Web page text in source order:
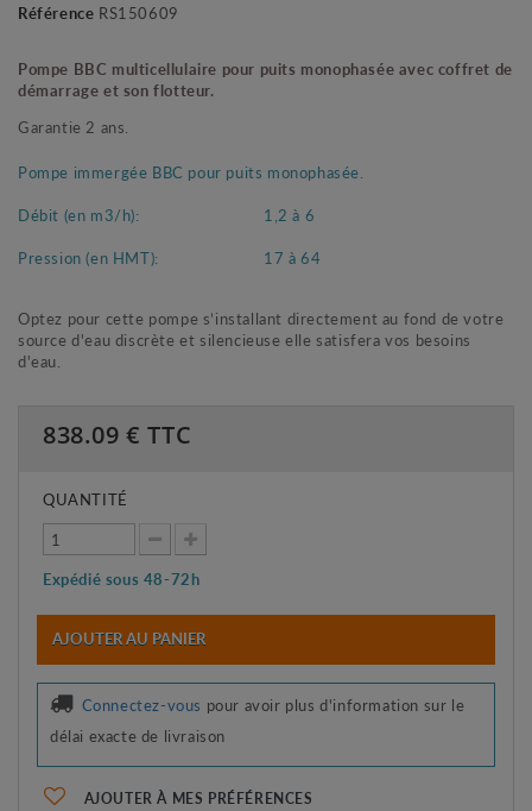
Référence RS150609
Pompe BBC multicellulaire pour puits monophasée avec coffret de
démarrage et son flotteur.
Garantie 2 ans.
Pompe immergée BBC pour puits monophasée.
Débit (en m3/h):
1,2 à 6
Pression (en HMT):
17 à 64
Optez pour cette pompe s’installant directement au fond de votre
source d'eau discrète et silencieuse elle satisfera vos besoins
d'eau.
838.09 € TTC
QUANTITÉ
Expédié sous 48-72h
AJOUTER AU PANIER
Connectez-vous pour avoir plus d'information sur le
délai exacte de livraison
AJOUTER À MES PRÉFÉRENCES